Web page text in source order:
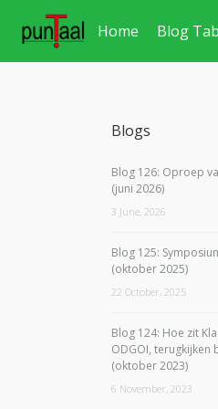
Home Blog
Blogs
Blog 126: Oproep
(juni 2026)
3 June, 2026
Blog 125:
(oktober 2025)
22 October, 2025
Blog 124: Hoe zit
ODGOI,
(oktober 2023)
6 November, 2023